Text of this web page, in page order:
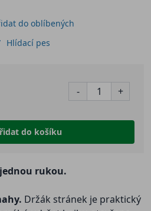
- +
do košíku
do oblíbených
Hlídací pes
rukou.
Držák stránek je praktický